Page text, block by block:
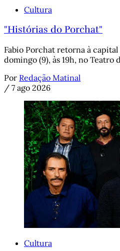
Cultura
"Histórias do Porchat"
Fabio Porchat retorna à
domingo (9), às 19h, no Teatro
Por Redação Matinal
/ 7 ago 2026
Cultura